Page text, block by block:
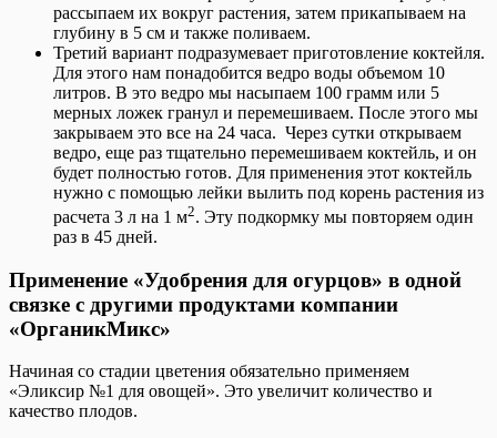
рассыпаем их вокруг растения, затем прикапываем на
глубину в 5 см и также поливаем.
Третий вариант подразумевает приготовление коктейля.
Для этого нам понадобится ведро воды объемом 10
литров. В это ведро мы насыпаем 100 грамм или 5
мерных ложек гранул и перемешиваем. После этого мы
закрываем это все на 24 часа. Через сутки открываем
ведро, еще раз тщательно перемешиваем коктейль, и он
будет полностью готов. Для применения этот коктейль
нужно с помощью лейки вылить под корень растения из
расчета 3 л на 1 м2. Эту подкормку мы повторяем один
раз в 45 дней.
Применение «Удобрения для огурцов» в одной
связке с другими продуктами компании
«ОрганикМикс»
Начиная со стадии цветения обязательно применяем
«Эликсир №1 для овощей». Это увеличит количество и
качество плодов.